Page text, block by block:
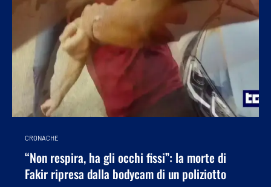
CRONACHE
“Non respira, ha gli occhi fissi”: la morte di
Fakir ripresa dalla bodycam di un poliziotto